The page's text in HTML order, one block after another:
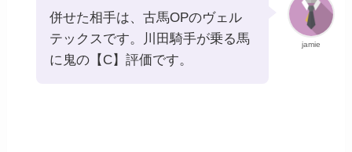
jamie
併せた相手は、古馬OPのヴェル
テックスです。川田騎手が乗る馬
に鬼の【C】評価です。